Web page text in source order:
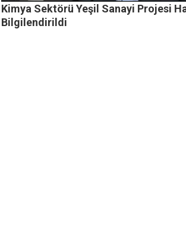
Kimya Sektörü Yeşil Sanayi Projesi
Bilgilendirildi